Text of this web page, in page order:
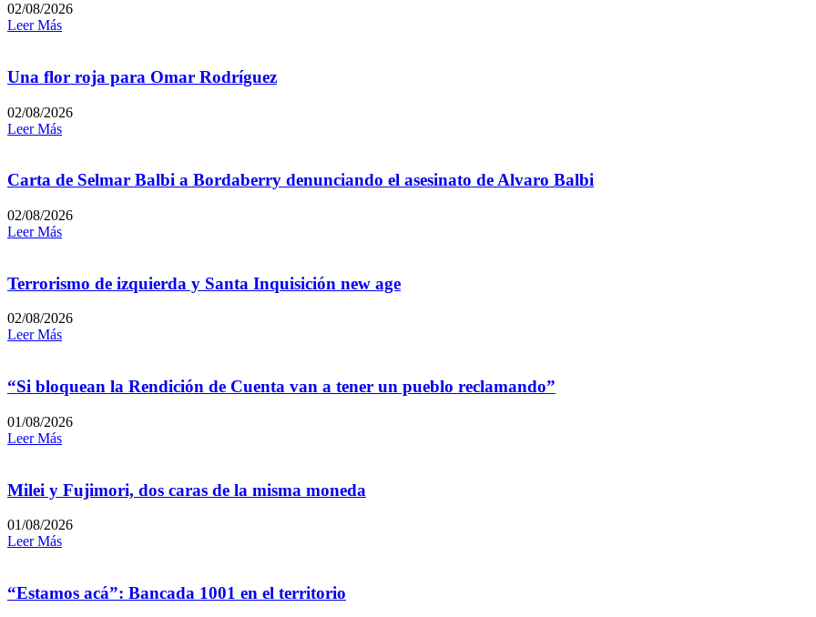
02/08/2026
Leer Más
Una flor roja para Omar Rodríguez
02/08/2026
Leer Más
Carta de Selmar Balbi a Bordaberry denunciando el asesinato de Alvaro Balbi
02/08/2026
Leer Más
Terrorismo de izquierda y Santa Inquisición new age
02/08/2026
Leer Más
“Si bloquean la Rendición de Cuenta van a tener un pueblo reclamando”
01/08/2026
Leer Más
Milei y Fujimori, dos caras de la misma moneda
01/08/2026
Leer Más
“Estamos acá”: Bancada 1001 en el territorio